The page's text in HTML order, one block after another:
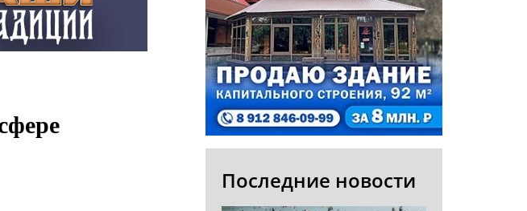
Последние новости